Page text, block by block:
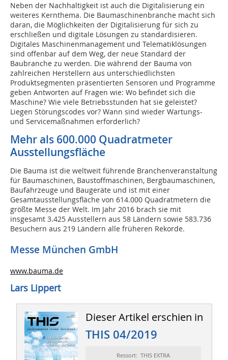
Neben der Nachhaltigkeit ist auch die Digitalisierung ein
weiteres Kernthema. Die Baumaschinenbranche macht sich
daran, die Möglichkeiten der Digitalisierung für sich zu
erschließen und digitale Lösungen zu standardisieren.
Digitales Maschinenmanagement und Telematiklösungen
sind offenbar auf dem Weg, der neue Standard der
Baubranche zu werden. Die während der Bauma von
zahlreichen Herstellern aus unterschiedlichsten
Produktsegmenten präsentierten Sensoren und Programme
geben Antworten auf Fragen wie: Wo befindet sich die
Maschine? Wie viele Betriebsstunden hat sie geleistet?
Liegen Störungscodes vor? Wann sind wieder Wartungs-
und Servicemaßnahmen erforderlich?
Mehr als 600.000 Quadratmeter
Ausstellungsfläche
Die Bauma ist die weltweit führende Branchenveranstaltung
für Baumaschinen, Baustoffmaschinen, Bergbaumaschinen,
Baufahrzeuge und Baugeräte und ist mit einer
Gesamtausstellungsfläche von 614.000 Quadratmetern die
größte Messe der Welt. Im Jahr 2016 brach sie mit
insgesamt 3.425 Ausstellern aus 58 Ländern sowie 583.736
Besuchern aus 219 Ländern alle früheren Rekorde.
Messe München GmbH
www.bauma.de
Lars Lippert
Dieser Artikel erschien in
THIS 04/2019
Ressort: THIS EXTRA